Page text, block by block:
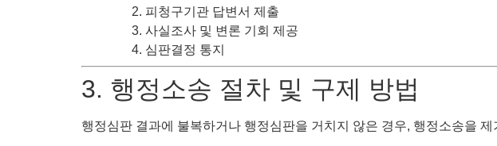
피청구기관 답변서 제출
사실조사 및 변론 기회 제공
심판결정 통지
3. 행정소송 절차 및 구제 방법
행정심판 결과에 불복하거나 행정심판을 거치지 않은 경우, 행정소송을 제